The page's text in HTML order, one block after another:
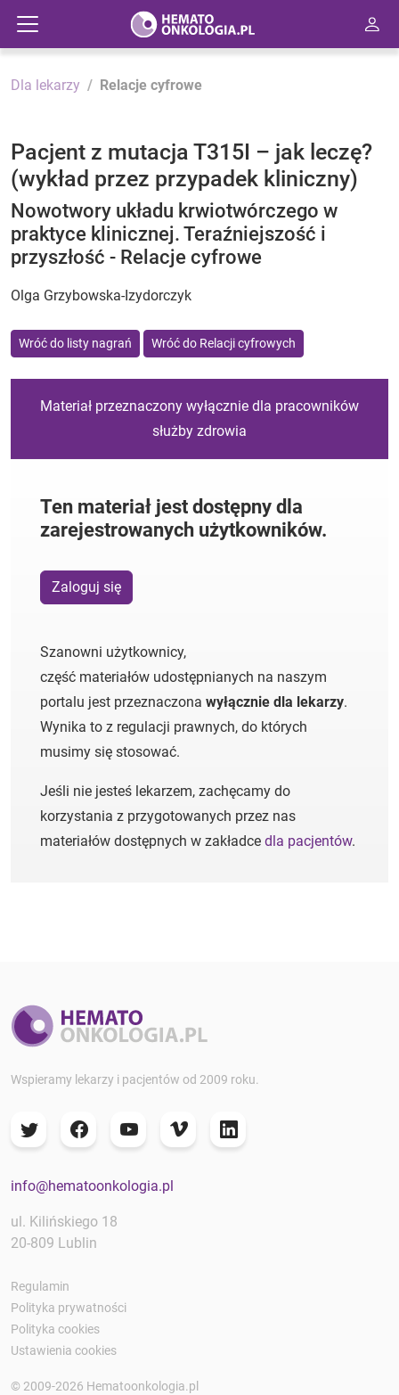
Dla lekarzy Relacje cyfrowe
Pacjent z mutacja T315I – jak leczę?
(wykład przez przypadek kliniczny)
Nowotwory układu krwiotwórczego w
praktyce klinicznej. Teraźniejszość i
przyszłość - Relacje cyfrowe
Olga Grzybowska-Izydorczyk
Wróć do listy nagrań Wróć do Relacji cyfrowych
Materiał przeznaczony wyłącznie dla pracowników
służby zdrowia
Ten materiał jest dostępny dla
zarejestrowanych użytkowników.
Zaloguj się
Szanowni użytkownicy,
część materiałów udostępnianych na naszym
portalu jest przeznaczona wyłącznie dla lekarzy.
Wynika to z regulacji prawnych, do których
musimy się stosować.
Jeśli nie jesteś lekarzem, zachęcamy do
korzystania z przygotowanych przez nas
materiałów dostępnych w zakładce dla pacjentów.
Wspieramy lekarzy i pacjentów od 2009 roku.
info@hematoonkologia.pl
ul. Kilińskiego 18
20-809 Lublin
Regulamin
Polityka prywatności
Polityka cookies
Ustawienia cookies
© 2009-2026 Hematoonkologia.pl